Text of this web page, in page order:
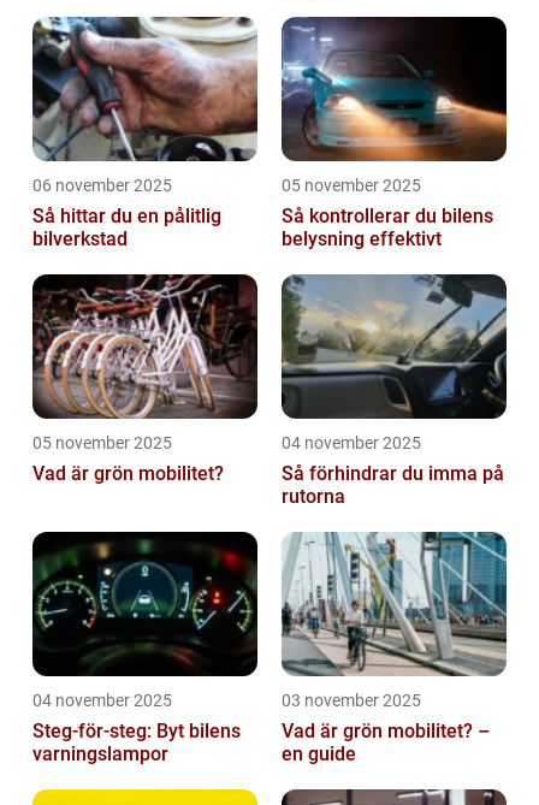
06 november 2025
Så hittar du en pålitlig
bilverkstad
05 november 2025
Så kontrollerar du bilens
belysning effektivt
05 november 2025
Vad är grön mobilitet?
04 november 2025
Så förhindrar du imma på
rutorna
04 november 2025
Steg-för-steg: Byt bilens
varningslampor
03 november 2025
Vad är grön mobilitet? –
en guide